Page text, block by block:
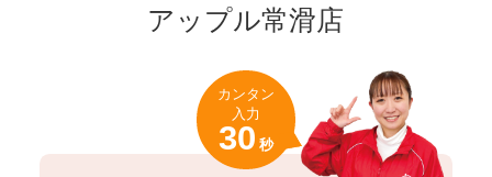
アップル常滑店
カンタン
入力
30 秒